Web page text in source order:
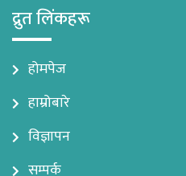
द्रुत लिंकहरू
होमपेज
हाम्रोबारे
विज्ञापन
सम्पर्क